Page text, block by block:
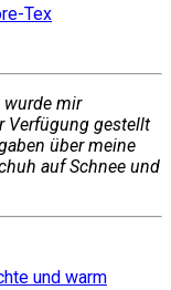
wurde mir
Verfügung gestellt
über meine
auf Schnee und